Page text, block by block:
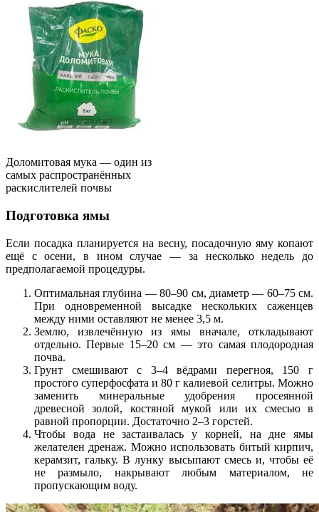
Доломитовая мука — один из
самых распространённых
раскислителей почвы
Подготовка ямы
Если посадка планируется на весну, посадочную яму копают
ещё с осени, в ином случае — за несколько недель до
предполагаемой процедуры.
Оптимальная глубина — 80–90 см, диаметр — 60–75 см.
При одновременной высадке нескольких саженцев
между ними оставляют не менее 3,5 м.
Землю, извлечённую из ямы вначале, откладывают
отдельно. Первые 15–20 см — это самая плодородная
почва.
Грунт смешивают с 3–4 вёдрами перегноя, 150 г
простого суперфосфата и 80 г калиевой селитры. Можно
заменить минеральные удобрения просеянной
древесной золой, костяной мукой или их смесью в
равной пропорции. Достаточно 2–3 горстей.
Чтобы вода не застаивалась у корней, на дне ямы
желателен дренаж. Можно использовать битый кирпич,
керамзит, гальку. В лунку высыпают смесь и, чтобы её
не размыло, накрывают любым материалом, не
пропускающим воду.